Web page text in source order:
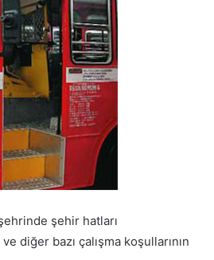
şehir hatları
diğer bazı çalışma koşullarının